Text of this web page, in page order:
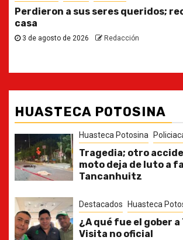
una Ya casi, el quinto
HUASTECA POTOSINA
Huasteca Potosina
Tragedia; otro
moto deja de luto a
Tancanhuitz
Destacados Huasteca
¿A qué fue el gober a
Visita no oficial